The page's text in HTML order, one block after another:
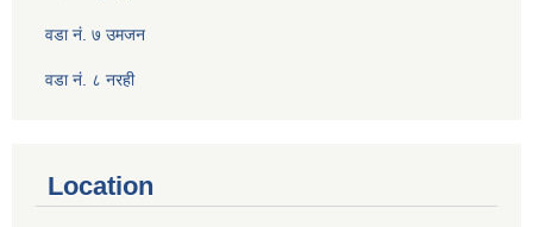
वडा नं. ७ उमजन
वडा नं. ८ नरही
Location